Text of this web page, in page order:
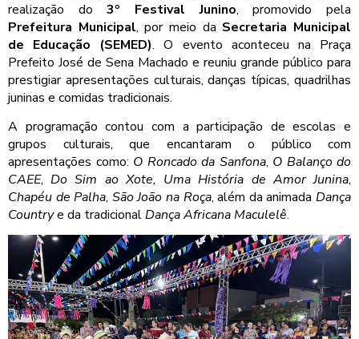
realização do3º Festival Junino, promovido pela
Prefeitura Municipal, por meio da Secretaria Municipal
de Educação (SEMED). O evento aconteceu na Praça
Prefeito José de Sena Machado e reuniu grande público para
prestigiar apresentações culturais, danças típicas, quadrilhas
juninas e comidas tradicionais.
A programação contou com a participação de escolas e
grupos culturais, que encantaram o público com
apresentações como: O Roncado da Sanfona, O Balanço do
CAEE,Do Sim ao Xote, Uma História de Amor Junina,
Chapéu de Palha, São João na Roça, além da animadaDança
Countrye da tradicionalDança Africana Maculelê.